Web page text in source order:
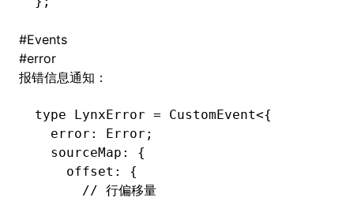
#Events
#error
报错信息通知：
type LynxError = CustomEvent<{
  error
: Error ;
  sourceMap
:
{
    offset
:
{
      // 行偏移量